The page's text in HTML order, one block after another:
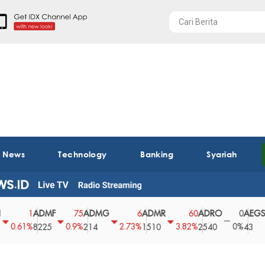
Technology Banking Syariah
ADMF
8225
75
0.9%
ADMG
214
2.73%
ADMR
1510
3.82%
ADRO
2540
0
0%
AEGS